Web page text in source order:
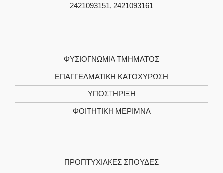
2421093151, 2421093161
ΦΥΣΙΟΓΝΩΜΙΑ ΤΜΗΜΑΤΟΣ
ΕΠΑΓΓΕΛΜΑΤΙΚΗ ΚΑΤΟΧΥΡΩΣΗ
ΥΠΟΣΤΗΡΙΞΗ
ΦΟΙΤΗΤΙΚΗ ΜΕΡΙΜΝΑ
ΠΡΟΠΤΥΧΙΑΚΕΣ ΣΠΟΥΔΕΣ